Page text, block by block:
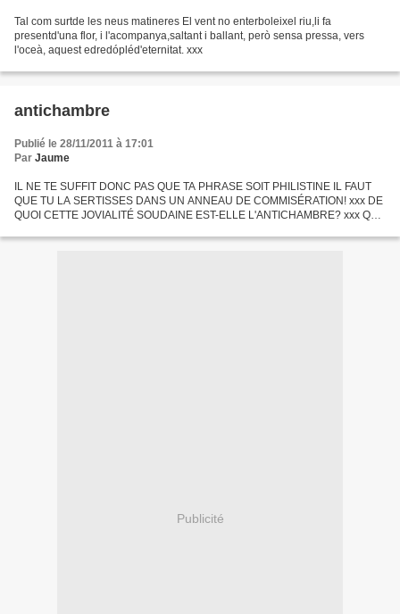
Tal com surtde les neus matineres El vent no enterboleixel riu,li fa
presentd'una flor, i l'acompanya,saltant i ballant, però sensa pressa, vers
l'oceà, aquest edredópléd'eternitat. xxx
antichambre
Publié le 28/11/2011 à 17:01
Par Jaume
IL NE TE SUFFIT DONC PAS QUE TA PHRASE SOIT PHILISTINE IL FAUT
QUE TU LA SERTISSES DANS UN ANNEAU DE COMMISÉRATION! xxx DE
QUOI CETTE JOVIALITÉ SOUDAINE EST-ELLE L'ANTICHAMBRE? xxx QUI
S'EN...
Publicité